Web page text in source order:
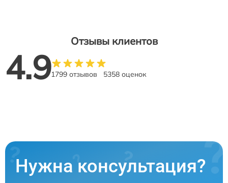
Отзывы клиентов
4.91799 отзывов 5358 оценок
Нужна консультация?